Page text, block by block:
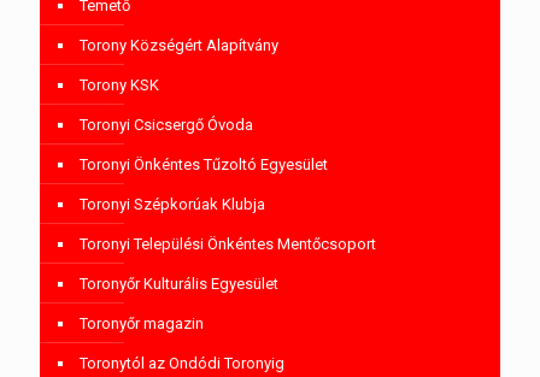
Temető
Torony Községért Alapítvány
Torony KSK
Toronyi Csicsergő Óvoda
Toronyi Önkéntes Tűzoltó Egyesület
Toronyi Szépkorúak Klubja
Toronyi Települési Önkéntes Mentőcsoport
Toronyőr Kulturális Egyesület
Toronyőr magazin
Toronytól az Ondódi Toronyig